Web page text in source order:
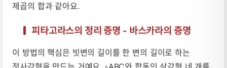
제곱의 합과 같아요.
피타고라스의 정리 증명 - 바스카라의 증명
이 방법의 핵심은 빗변의 길이를 한 변의 길이로 하는